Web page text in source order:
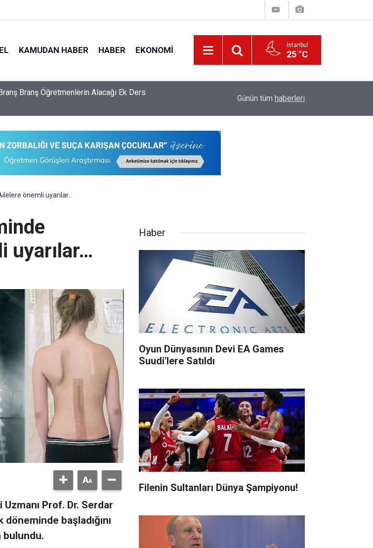
KAMUDAN HABER HABER EKONOMI İstanbul
25 °C
Arası Yer Değişikliği Tercih Ekranı Açıldı MEB'den Ücretli Öğretmen İhtiyacını Azaltacak
Günün tüm haberleri
önemli uyarılar…
uyarılar…
Prof. Dr. Serdar
başladığını
bulundu.
Haber
Oyun Dünyasının Devi EA Games
Suudi'lere Satıldı
Filenin Sultanları Dünya Şampiyonu!